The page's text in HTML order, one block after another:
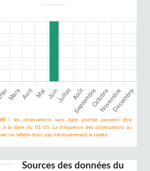
:
les observations sans date précise peuvent être
à la date du 01/01. La fréquence des observations au
ne reflète donc pas nécessairement la réalité.
Sources des données du